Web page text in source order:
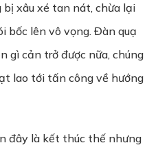
bị xâu xé tan nát, chừa lại
bốc lên vô vọng. Đàn quạ
gì cản trở được nữa, chúng
lao tới tấn công về hướng
đây là kết thúc thế nhưng